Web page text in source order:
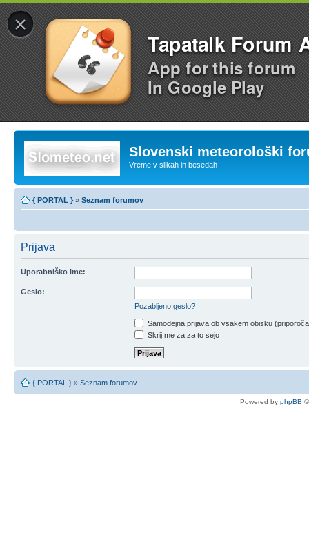
×
Tapatalk Forum
App for this forum
In Google Play
Slovenski meteorološki
Vreme v slikah in besedah
{ PORTAL } » Seznam forumov
Prijava
Uporabniško ime:
Geslo:
Pozabljeno geslo?
Samodejna prijava ob vsakem obisku
Skrij me za za to sejo
{ PORTAL } » Seznam forumov
Powered by phpBB